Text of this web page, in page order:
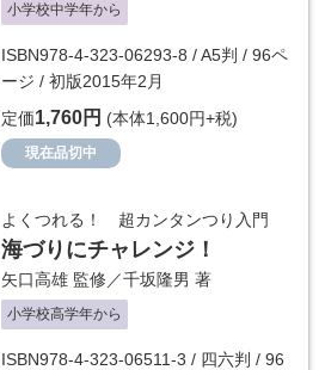
小学校中学年から
ISBN978-4-323-06293-8 / A5判 / 96ペ
ージ / 初版2015年2月
定価1,760円 (本体1,600円+税)
現在品切中
よくつれる！ 超カンタンつり入門
海づりにチャレンジ！
矢口高雄 監修／千坂隆男 著
小学校高学年から
ISBN978-4-323-06511-3 / 四六判 / 96